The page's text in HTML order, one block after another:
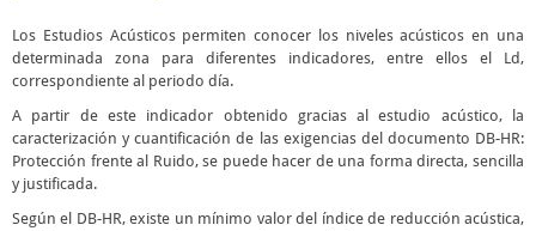
Los Estudios Acústicos permiten conocer los niveles acústicos en una
determinada zona para diferentes indicadores, entre ellos el Ld,
correspondiente al periodo día.
A partir de este indicador obtenido gracias al estudio acústico, la
caracterización y cuantificación de las exigencias del documento DB-HR:
Protección frente al Ruido, se puede hacer de una forma directa, sencilla
y justificada.
Según el DB-HR, existe un mínimo valor del índice de reducción acústica,